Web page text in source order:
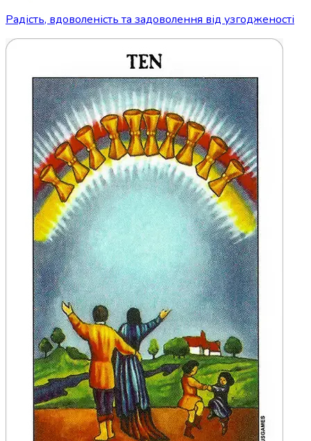
Радість, вдоволеність та задоволення від узгодженості